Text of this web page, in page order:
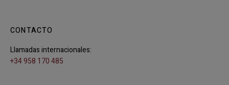
CONTACTO
Llamadas internacionales:
+34 958 170 485